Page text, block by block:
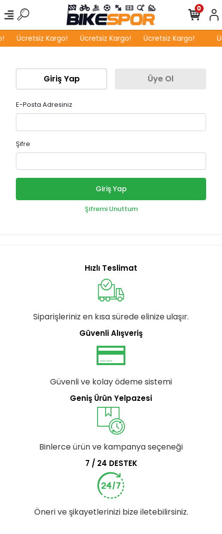
Ücretsiz Kargo! Ücretsiz Kargo! Ücretsiz Kargo!
0
Giriş Yap Üye Ol
E-Posta Adresiniz
Şifre
Giriş Yap
Şifremi Unuttum
Hızlı Teslimat
Siparişleriniz en kısa sürede elinize ulaşır.
Güvenli Alışveriş
Güvenli ve kolay ödeme sistemi
Geniş Ürün Yelpazesi
Binlerce ürün ve kampanya seçeneği
7 / 24 DESTEK
Öneri ve şikayetlerinizi bize iletebilirsiniz.